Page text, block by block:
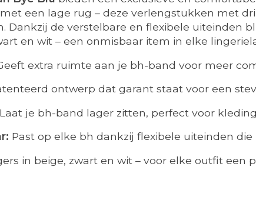
een lage rug – deze verlengstukken met
Dankzij de verstelbare en flexibele uiteinden
en wit – een onmisbaar item in elke
extra ruimte aan je bh-band voor meer
ontwerp dat garant staat voor een
Laat je bh-band lager zitten, perfect voor
Past op elke bh dankzij flexibele uiteinden
in beige, zwart en wit – voor elke outfit een